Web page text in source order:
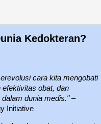
Kedokteran?
cara kita mengobati
obat, dan
dunia medis."–
Initiative